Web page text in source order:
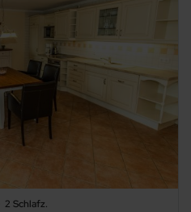
2 Schlafz.